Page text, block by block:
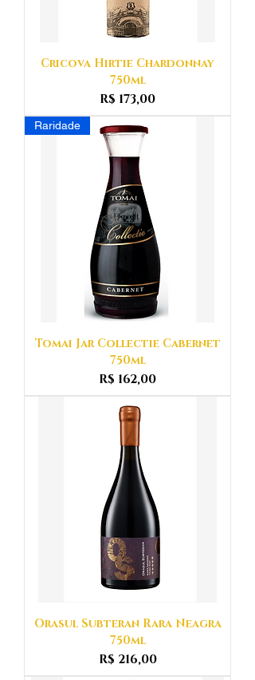
Cricova Hirtie Chardonnay
750ml
Preço
R$ 173,00
Raridade
Tomai Jar Collectie Cabernet
750ml
Preço
R$ 162,00
Orasul Subteran Rara Neagra
750ml
Preço
R$ 216,00